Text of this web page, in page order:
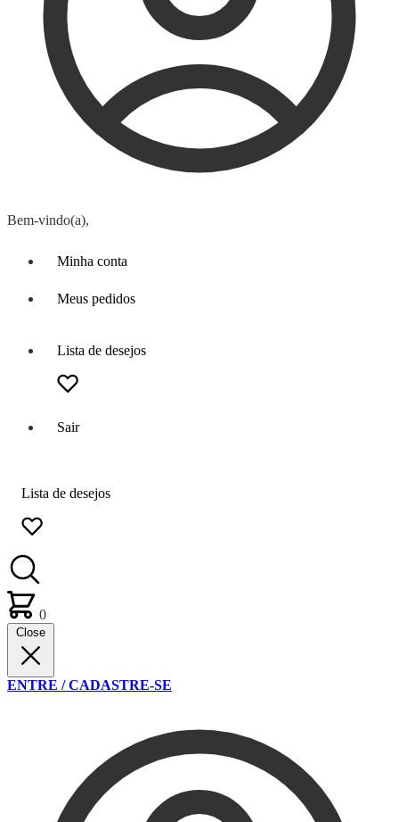
Bem-vindo(a),
Minha conta
Meus pedidos
Lista de desejos
Sair
Lista de desejos
0
Close
ENTRE / CADASTRE-SE